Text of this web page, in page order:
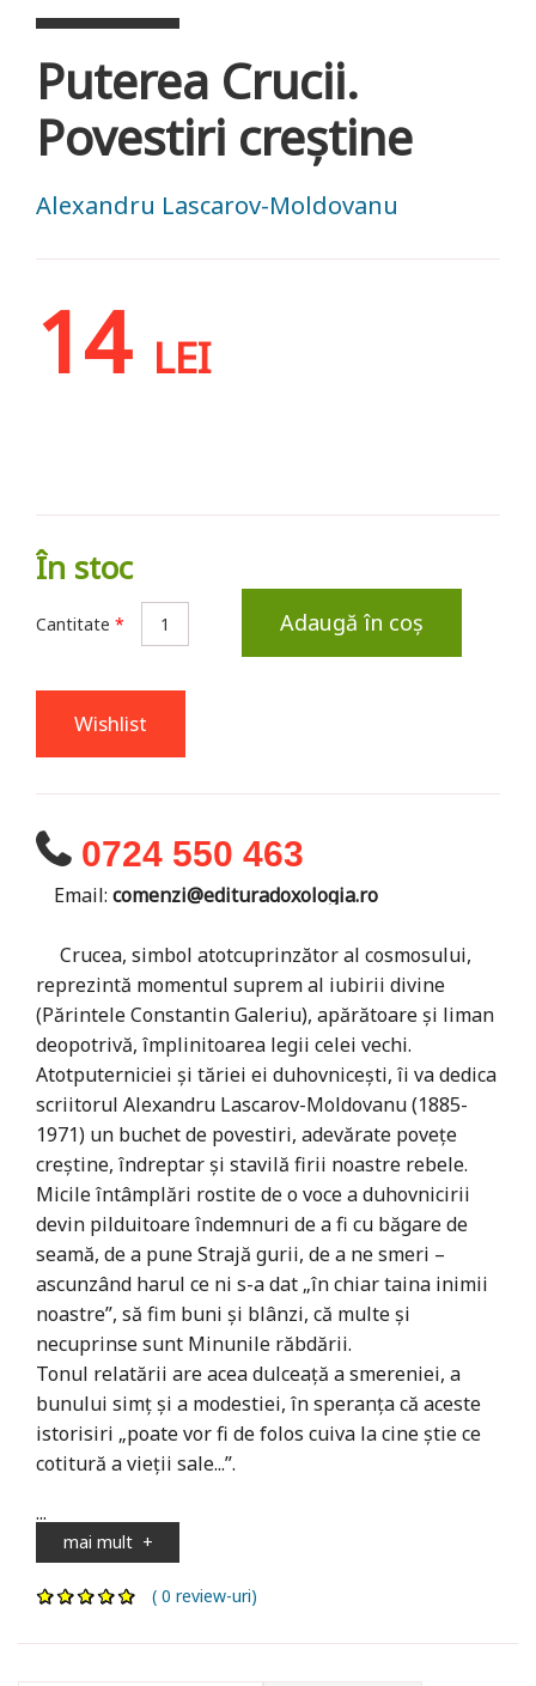
Puterea Crucii.
Povestiri creştine
Alexandru Lascarov-Moldovanu
14 LEI
În stoc
Cantitate * Adaugă în coș
Wishlist
0724 550 463
Email: comenzi@edituradoxologia.ro
Crucea, simbol atotcuprinzător al cosmosului,
reprezintă momentul suprem al iubirii divine
(Părintele Constantin Galeriu), apărătoare şi liman
deopotrivă, împlinitoarea legii celei vechi.
Atotputerniciei şi tăriei ei duhovniceşti, îi va dedica
scriitorul Alexandru Lascarov-Moldovanu (1885-
1971) un buchet de povestiri, adevărate poveţe
creştine, îndreptar şi stavilă firii noastre rebele.
Micile întâmplări rostite de o voce a duhovnicirii
devin pilduitoare îndemnuri de a fi cu băgare de
seamă, de a pune Strajă gurii, de a ne smeri –
ascunzând harul ce ni s-a dat „în chiar taina inimii
noastre”, să fim buni şi blânzi, că multe şi
necuprinse sunt Minunile răbdării.
Tonul relatării are acea dulceaţă a smereniei, a
bunului simţ şi a modestiei, în speranţa că aceste
istorisiri „poate vor fi de folos cuiva la cine ştie ce
cotitură a vieţii sale...”.
...
mai mult +
( 0 review-uri)